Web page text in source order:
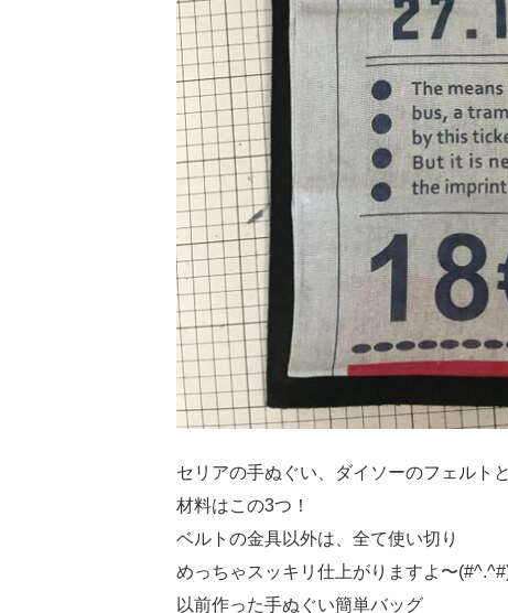
セリアの手ぬぐい、ダイソーのフェルト
材料はこの3つ！
ベルトの金具以外は、全て使い切り
めっちゃスッキリ仕上がりますよ〜
以前作った手ぬぐい簡単バッグ